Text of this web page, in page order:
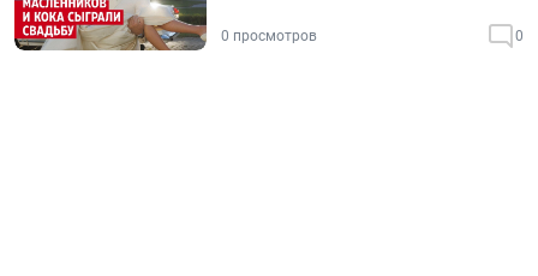
0 просмотров 0